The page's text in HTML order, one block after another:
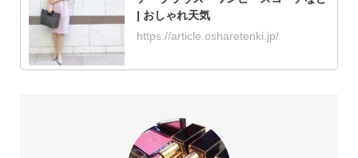
| おしゃれ天気
https://article.osharetenki.jp/